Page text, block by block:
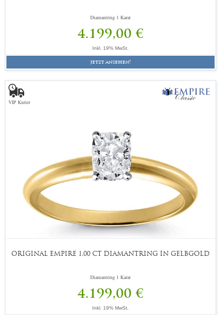
Diamantring 1 Karat
4.199,00 €
Inkl. 19% MwSt.
jetzt ansehen!
VIP Kurier
ORIGINAL EMPIRE 1,00 CT DIAMANTRING IN GELBGOLD
Diamantring 1 Karat
4.199,00 €
Inkl. 19% MwSt.